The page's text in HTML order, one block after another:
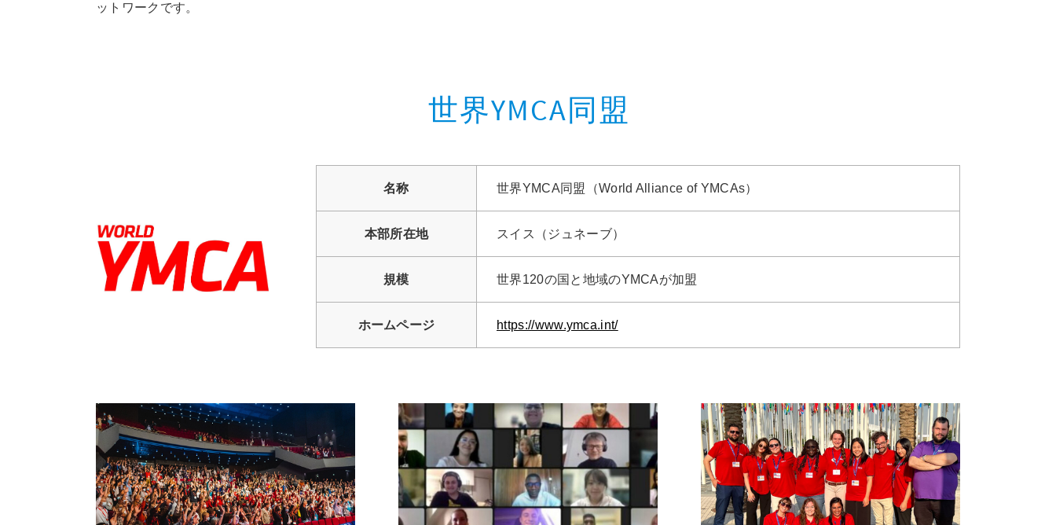
ットワークです。
世界YMCA同盟
名称 世界YMCA同盟（World Alliance of YMCAs）
本部所在地 スイス（ジュネーブ）
規模 世界120の国と地域のYMCAが加盟
ホームページ https://www.ymca.int/